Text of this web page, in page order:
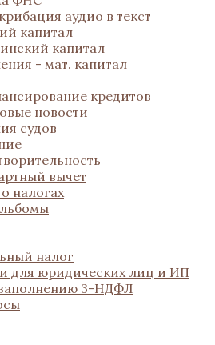
аудио в текст
капитал
капитал
- мат. капитал
кредитов
новости
судов
вычет
налогах
налог
для юридических лиц и ИП
3-НДФЛ